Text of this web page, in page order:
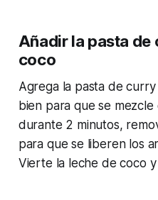
Añadir la pasta de
coco
Agrega la pasta de
bien para que se
durante 2 minutos,
para que se liberen los
Vierte la leche de coco